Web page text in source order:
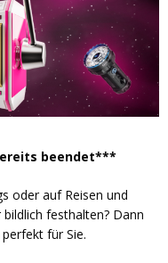
beendet***
oder auf Reisen und
festhalten? Dann
für Sie.